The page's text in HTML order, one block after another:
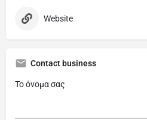
Website
Contact business
Το όνομα σας